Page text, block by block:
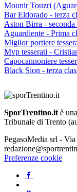
Mounir Touzri
Bar Eldorado - terza
Aston Birra - seconda
Aguardiente - Prima
Miglior portiere
Mvp tesserati -
Capocannoniere
Black Sion - terza
SporTrentino.it è
Tribunale di Trento
PegasoMedia srl -
Preferenze cookie